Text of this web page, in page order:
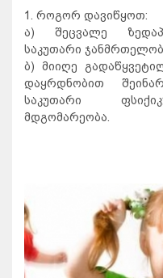
1. როგორ დავიწყოთ:
ა) შეცვალე
საკუთარი
ბ) მიიღე
დაყრდნობით
საკუთარი
მდგომარეობა.